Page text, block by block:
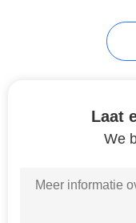
Laat
We